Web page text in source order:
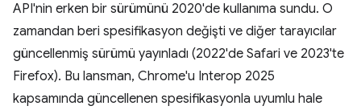
API'nin erken bir sürümünü 2020'de kullanıma sundu. O
zamandan beri spesifikasyon değişti ve diğer tarayıcılar
güncellenmiş sürümü yayınladı (2022'de Safari ve 2023'te
Firefox). Bu lansman, Chrome'u Interop 2025
kapsamında güncellenen spesifikasyonla uyumlu hale